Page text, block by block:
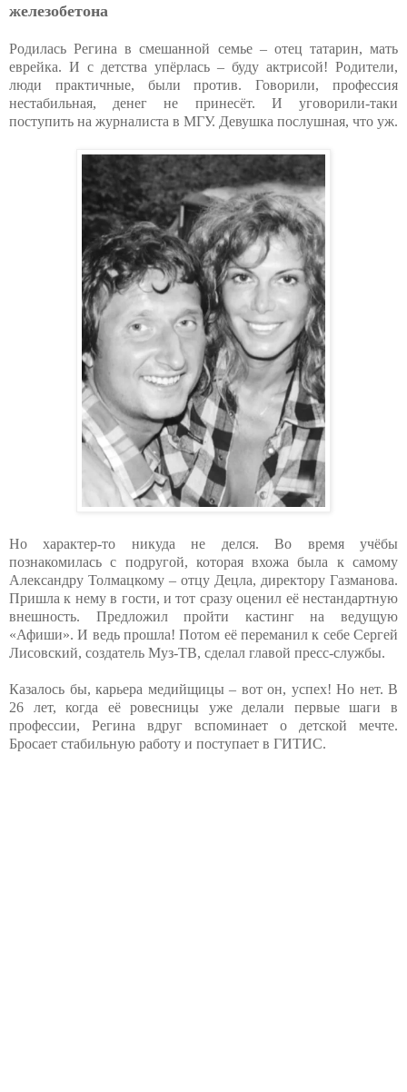
железобетона
Родилась Регина в смешанной семье – отец татарин, мать
еврейка. И с детства упёрлась – буду актрисой! Родители,
люди практичные, были против. Говорили, профессия
нестабильная, денег не принесёт. И уговорили-таки
поступить на журналиста в МГУ. Девушка послушная, что уж.
Но характер-то никуда не делся. Во время учёбы
познакомилась с подругой, которая вхожа была к самому
Александру Толмацкому – отцу Децла, директору Газманова.
Пришла к нему в гости, и тот сразу оценил её нестандартную
внешность. Предложил пройти кастинг на ведущую
«Афиши». И ведь прошла! Потом её переманил к себе Сергей
Лисовский, создатель Муз-ТВ, сделал главой пресс-службы.
Казалось бы, карьера медийщицы – вот он, успех! Но нет. В
26 лет, когда её ровесницы уже делали первые шаги в
профессии, Регина вдруг вспоминает о детской мечте.
Бросает стабильную работу и поступает в ГИТИС.